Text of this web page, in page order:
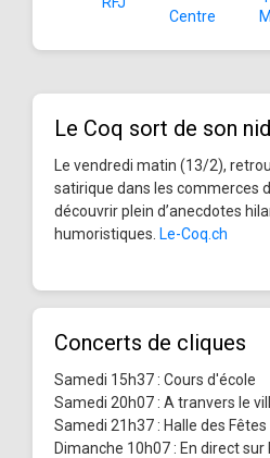
Le Coq sort de son nid
Le vendredi matin (13/2),
satirique dans les commerces
découvrir plein d’anecdotes
humoristiques. Le-Coq.ch
Concerts de cliques
Samedi 15h37 : Cours d'école
Samedi 20h07 : A tranvers le
Samedi 21h37 : Halle des Fêtes
Dimanche 10h07 : En direct sur